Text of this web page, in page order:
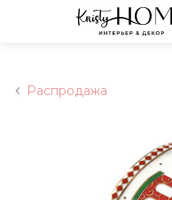
Распродажа